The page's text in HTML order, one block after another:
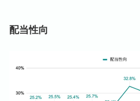
配当性向